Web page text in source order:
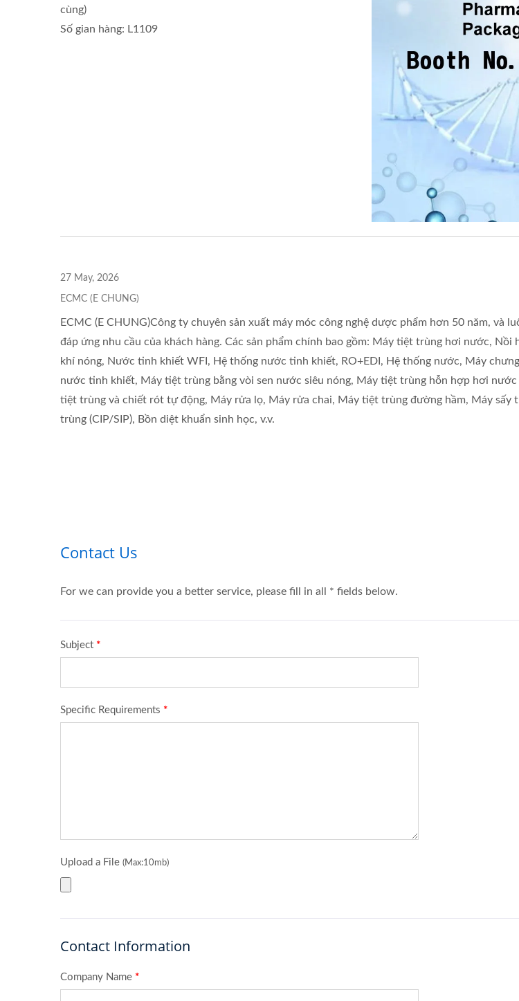
cùng)
Số gian hàng: L1109
27 May, 2026
ECMC (E CHUNG)
ECMC (E CHUNG)Công ty chuyên sản xuất máy móc công nghệ dược phẩm hơn 50 năm, và
đáp ứng nhu cầu của khách hàng. Các sản phẩm chính bao gồm: Máy tiệt trùng hơi nước,
khí nóng, Nước tinh khiết WFI, Hệ thống nước tinh khiết, RO+EDI, Hệ thống nước, Máy
nước tinh khiết, Máy tiệt trùng bằng vòi sen nước siêu nóng, Máy tiệt trùng hỗn hợp hơi nước
tiệt trùng và chiết rót tự động, Máy rửa lọ, Máy rửa chai, Máy tiệt trùng đường hầm, Máy sấy
trùng (CIP/SIP), Bồn diệt khuẩn sinh học, v.v.